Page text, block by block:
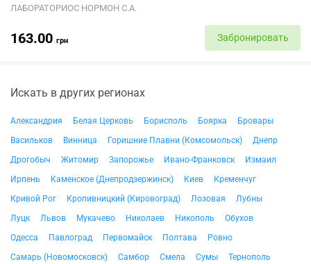
ЛАБОРАТОРИОС НОРМОН С.А.
163.00 грн Забронировать
Искать в других регионах
Александрия Белая Церковь Борисполь Боярка
Бровары
Васильков
Винница Горишние Плавни (Комсомольск)
Днепр
Дрогобыч
Житомир Запорожье Ивано-Франковск
Измаил
Ирпень
Каменское (Днепродзержинск) Киев
Кременчуг
Кривой Рог
Кропивницкий (Кировоград) Лозовая
Лубны
Луцк
Львов Мукачево Николаев Никополь
Обухов
Одесса
Павлоград Первомайск Полтава
Ровно
Самарь (Новомосковск)
Самбор Смела Сумы
Тернополь